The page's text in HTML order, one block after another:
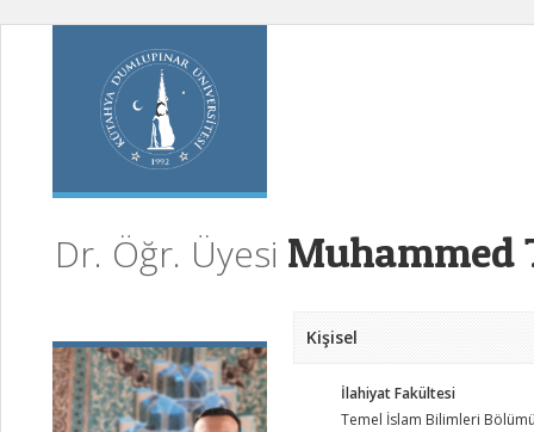
Dr. Öğr. Üyesi Muhammed
Kişisel
İlahiyat Fakültesi
Temel İslam Bilimleri